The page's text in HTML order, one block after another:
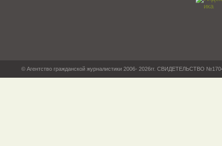
© Агентство гражданской журналистики 2006- 2026гг. СВИДЕТЕЛЬСТВО